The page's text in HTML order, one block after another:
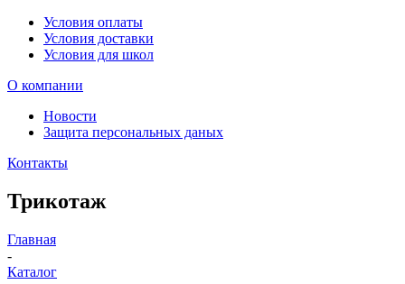
Условия оплаты
Условия доставки
Условия для школ
О компании
Новости
Защита персональных даных
Контакты
Трикотаж
Главная
-
Каталог